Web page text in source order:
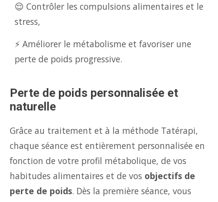
😌 Contrôler les compulsions alimentaires et le
stress,
⚡ Améliorer le métabolisme et favoriser une
perte de poids progressive.
Perte de poids personnalisée et
naturelle
Grâce au traitement et à la méthode Tatérapi,
chaque séance est entièrement personnalisée en
fonction de votre profil métabolique, de vos
habitudes alimentaires et de vos objectifs de
perte de poids. Dès la première séance, vous